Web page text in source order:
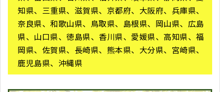
知県、三重県、滋賀県、京都府、大阪府、兵庫県、
奈良県、和歌山県、鳥取県、島根県、岡山県、広島
県、山口県、徳島県、香川県、愛媛県、高知県、福
岡県、佐賀県、長崎県、熊本県、大分県、宮崎県、
鹿児島県、沖縄県